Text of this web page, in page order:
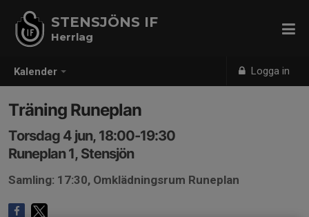
Kalender Logga in
STENSJÖNS IF
Herrlag
Träning Runeplan
Torsdag 4 jun, 18:00-19:30
Runeplan 1, Stensjön
Samling: 17:30, Omklädningsrum Runeplan